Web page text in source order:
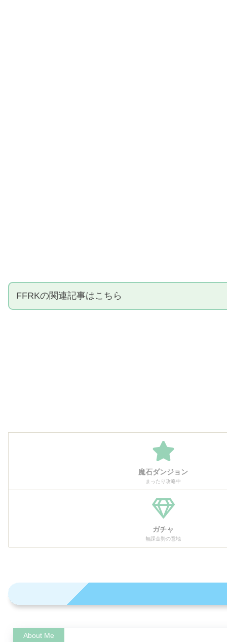
FFRKの関連記事はこちら
魔石ダンジョン
まったり攻略中
ガチャ
無課金勢の意地